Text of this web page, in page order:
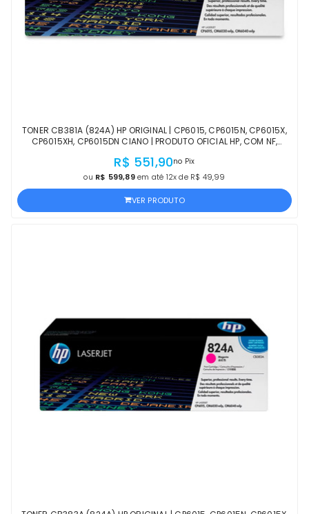
TONER CB381A (824A) HP ORIGINAL | CP6015, CP6015N, CP6015X,
CP6015XH, CP6015DN CIANO | PRODUTO OFICIAL HP, COM NF,
R$ 551,90no Pix
ou R$ 599,89em até 12x de R$ 49,99
VER PRODUTO